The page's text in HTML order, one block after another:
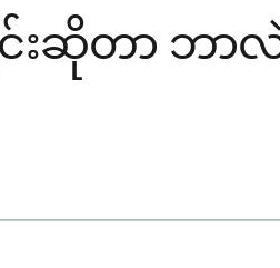
းဆိုတာ ဘာလဲ